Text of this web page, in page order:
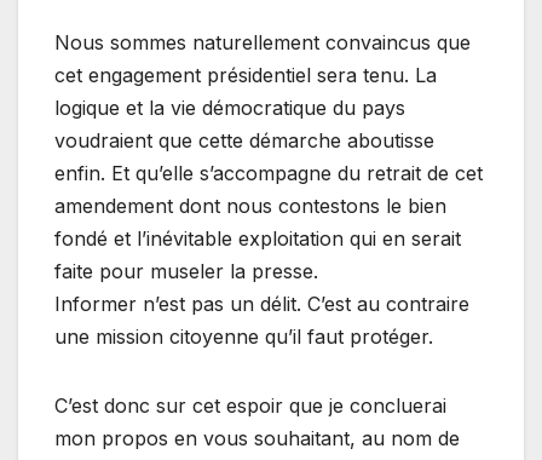
Nous sommes naturellement convaincus que
cet engagement présidentiel sera tenu. La
logique et la vie démocratique du pays
voudraient que cette démarche aboutisse
enfin. Et qu’elle s’accompagne du retrait de cet
amendement dont nous contestons le bien
fondé et l’inévitable exploitation qui en serait
faite pour museler la presse.
Informer n’est pas un délit. C’est au contraire
une mission citoyenne qu’il faut protéger.
C’est donc sur cet espoir que je concluerai
mon propos en vous souhaitant, au nom de